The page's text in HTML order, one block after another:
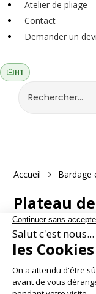
Atelier de pliage
Contact
Demander un
HT
Accueil Bardage
Plateau
J'ai une question